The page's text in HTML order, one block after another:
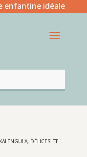
enfantine idéale
DÉLICES ET